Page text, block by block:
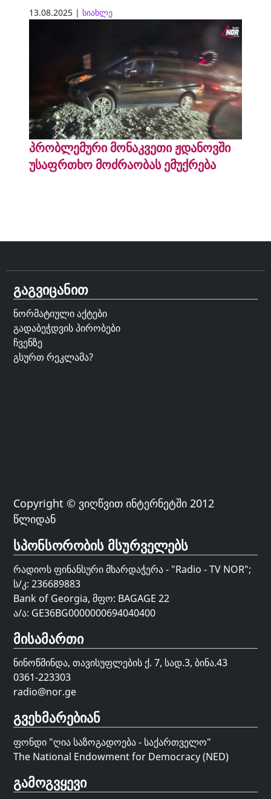
13.08.2025 | სიახლე
პრობლემური მონაკვეთი ჟდანოვში
უსაფრთხო მოძრაობას ემუქრება
გაგვიცანით
ნორმატიული აქტები
გადაბეჭდვის პირობები
ჩვენზე
გსურთ რეკლამა?
Copyright © ვიღწვით ინტერნეტში 2012
წლიდან
სპონსორობის მსურველებს
რადიოს ფინანსური მხარდაჭერა - "Radio - TV NOR";
ს/კ: 236689883
Bank of Georgia, მფო: BAGAGE 22
ა/ა: GE36BG0000000694040400
მისამართი
ნინოწმინდა, თავისუფლების ქ. 7, სად.3, ბინა.43
0361-223303
radio@nor.ge
გვეხმარებიან
ფონდი "ღია საზოგადოება - საქართველო"
The National Endowment for Democracy (NED)
გამოგვყევი